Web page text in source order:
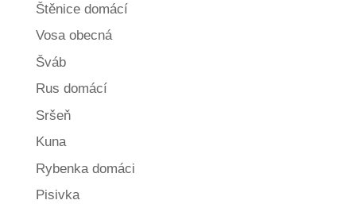
Štěnice domácí
Vosa obecná
Šváb
Rus domácí
Sršeň
Kuna
Rybenka domáci
Pisivka